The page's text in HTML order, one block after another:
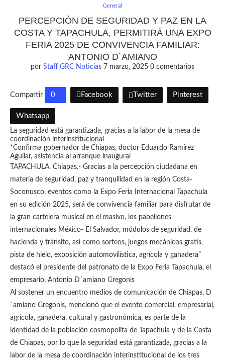
General
PERCEPCIÓN DE SEGURIDAD Y PAZ EN LA
COSTA Y TAPACHULA, PERMITIRÁ UNA EXPO
FERIA 2025 DE CONVIVENCIA FAMILIAR:
ANTONIO D´AMIANO
por Staff GRC Noticias 7 marzo, 2025 0 comentarios
Compartir 0 Facebook Twitter Pinterest
Whatsapp
La seguridad está garantizada, gracias a la labor de la mesa de
coordinación interinstitucional
*Confirma gobernador de Chiapas, doctor Eduardo Ramírez
Aguilar, asistencia al arranque inaugural
TAPACHULA, Chiapas.- Gracias a la percepción ciudadana en
materia de seguridad, paz y tranquilidad en la región Costa-
Soconusco, eventos como la Expo Feria Internacional Tapachula
en su edición 2025, será de convivencia familiar para disfrutar de
la gran cartelera musical en el masivo, los pabellones
internacionales México- El Salvador, módulos de seguridad, de
hacienda y tránsito, así como sorteos, juegos mecánicos gratis,
pista de hielo, exposición automovilística, agrícola y ganadera”
destacó el presidente del patronato de la Expo Feria Tapachula, el
empresario, Antonio D´amiano Gregonis
Al sostener un encuentro medios de comunicación de Chiapas, D
´amiano Gregonis, mencionó que el evento comercial, empresarial,
agrícola, ganadera, cultural y gastronómica, es parte de la
identidad de la población cosmopolita de Tapachula y de la Costa
de Chiapas, por lo que la seguridad está garantizada, gracias a la
labor de la mesa de coordinación interinstitucional de los tres